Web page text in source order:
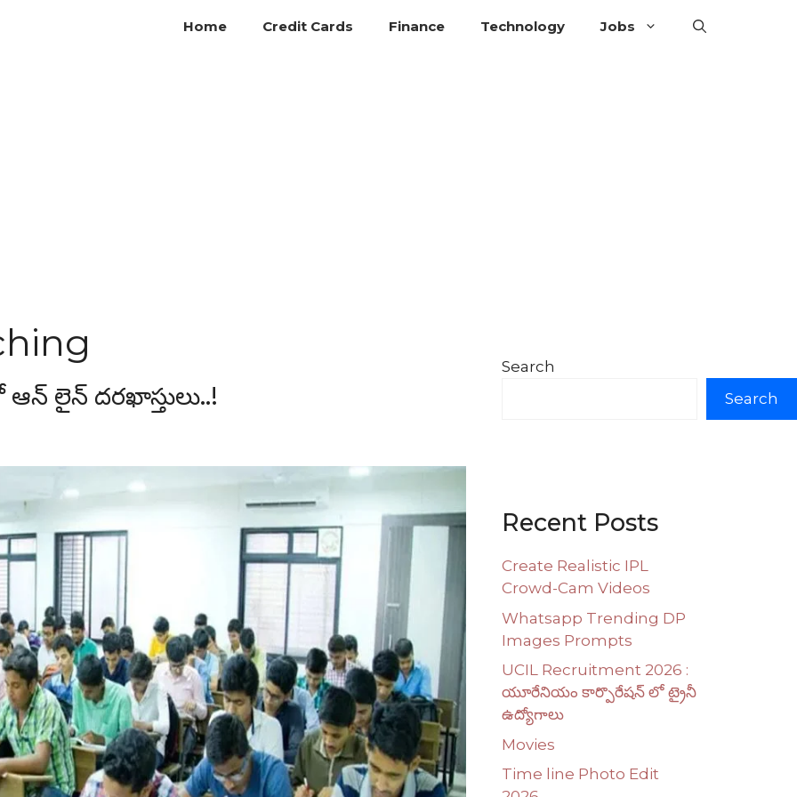
Home Credit Cards Finance Technology Jobs
లైన్ దరఖాస్తులు..!
Search
Search
Recent Posts
Create Realistic IPL
Crowd-Cam Videos
Whatsapp Trending DP
Images Prompts
UCIL Recruitment 2026 :
యూరేనియం కార్పొరేషన్ లో ట్రైనీ
ఉద్యోగాలు
Movies
Time line Photo Edit